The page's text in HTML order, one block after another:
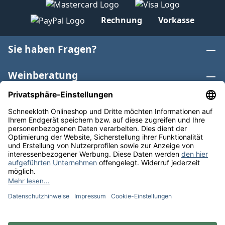
Rechnung Vorkasse
Sie haben Fragen?
Weinberatung
Informationen
Weinkategorien
Internationaler Wein
* Alle Preise inkl. gesetzl. Mehrwertsteuer zzgl.
anders angegeben. Bioprodukte im Bio-Kontrollverfahren